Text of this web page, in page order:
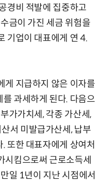
경비 적발에 집중하고
금이 가진 세금 위험을
기업이 대표에게 연 4.
게 지급하지 않은 이자를
과세하게 된다. 다음으
가가치세, 각종 가산세,
서 미발급가산세, 납부
또한 대표자에게 상여처
시킴으로써 근로소득세
일 1년이 지난 시점에서